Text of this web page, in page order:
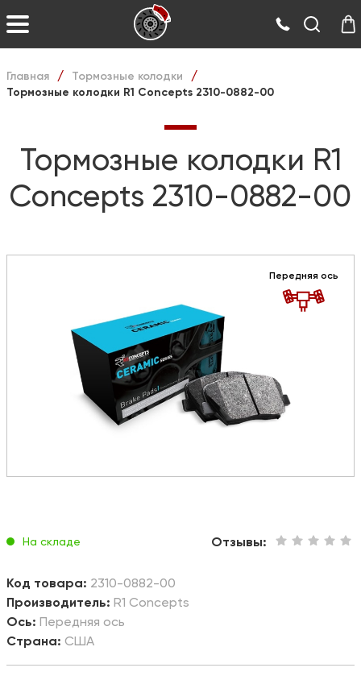
Главная / Тормозные колодки /
Тормозные колодки R1 Concepts 2310-0882-00
Тормозные колодки R1
Concepts 2310-0882-00
Передняя ось
На складе Отзывы:
Код товара: 2310-0882-00
Производитель: R1 Concepts
Ось: Передняя ось
Страна: США